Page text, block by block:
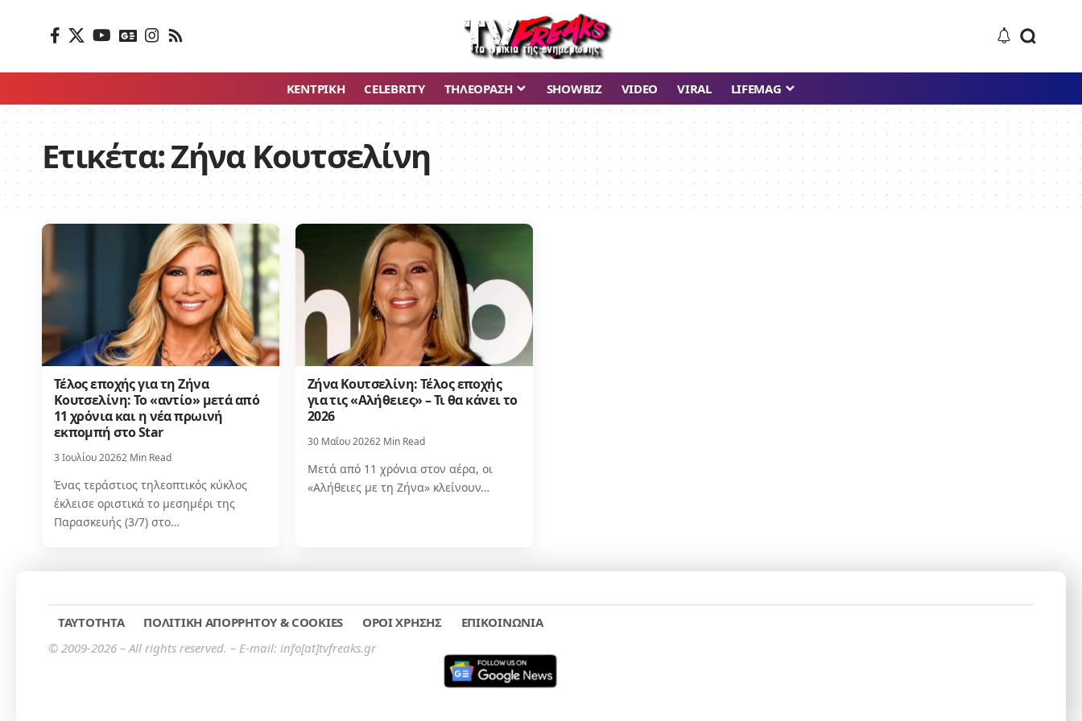
ΚΕΝΤΡΙΚΗ CELEBRITY ΤΗΛΕΟΡΑΣΗ SHOWBIZ VIDEO VIRAL LIFEMAG
Ετικέτα:Ζήνα Κουτσελίνη
Τέλος εποχής για τη Ζήνα
Κουτσελίνη: Το «αντίο» μετά από
11 χρόνια και η νέα πρωινή
εκπομπή στο Star
3 Ιουλίου 20262 Min Read
Ένας τεράστιος τηλεοπτικός κύκλος
έκλεισε οριστικά το μεσημέρι της
Παρασκευής (3/7) στο…
Ζήνα Κουτσελίνη: Τέλος εποχής
για τις «Αλήθειες» – Τι θα κάνει το
2026
30 Μαΐου 20262 Min Read
Μετά από 11 χρόνια στον αέρα, οι
«Αλήθειες με τη Ζήνα» κλείνουν…
TAYTOTHTA ΠΟΛΙΤΙΚΗ ΑΠΟΡΡΗΤΟΥ & COOKIES ΟΡΟΙ ΧΡΗΣΗΣ
ΕΠΙΚΟΙΝΩΝΙΑ
© 2009-2026 – All rights reserved. – E-mail: info[at]tvfreaks.gr